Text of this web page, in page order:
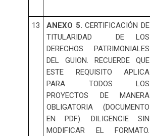
13 ANEXO 5. CERTIFICACIÓN DE
TITULARIDAD DE LOS
DERECHOS PATRIMONIALES
DEL GUION. RECUERDE QUE
ESTE REQUISITO APLICA
PARA TODOS LOS
PROYECTOS DE MANERA
OBLIGATORIA (DOCUMENTO
EN PDF). DILIGENCIE SIN
MODIFICAR EL FORMATO.